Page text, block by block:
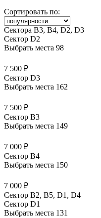
Сортировать по:
Сектора В3, В4, D2, D3
Сектор D2
Выбрать места 98
7 500 ₽
Сектор D3
Выбрать места 162
7 500 ₽
Сектор B3
Выбрать места 149
7 000 ₽
Сектор B4
Выбрать места 150
7 000 ₽
Сектор B2, B5, D1, D4
Сектор D1
Выбрать места 131